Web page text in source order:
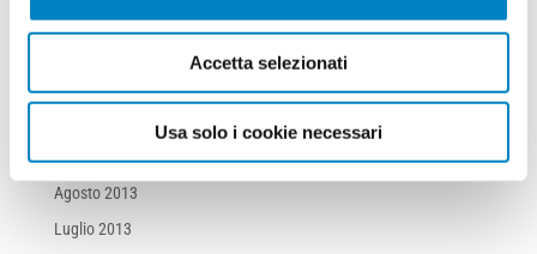
Accetta selezionati
Usa solo i cookie necessari
Novembre 2013
Settembre 2013
Agosto 2013
Luglio 2013